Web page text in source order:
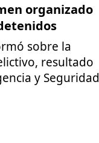
organizado
sobre la
resultado
y Seguridad